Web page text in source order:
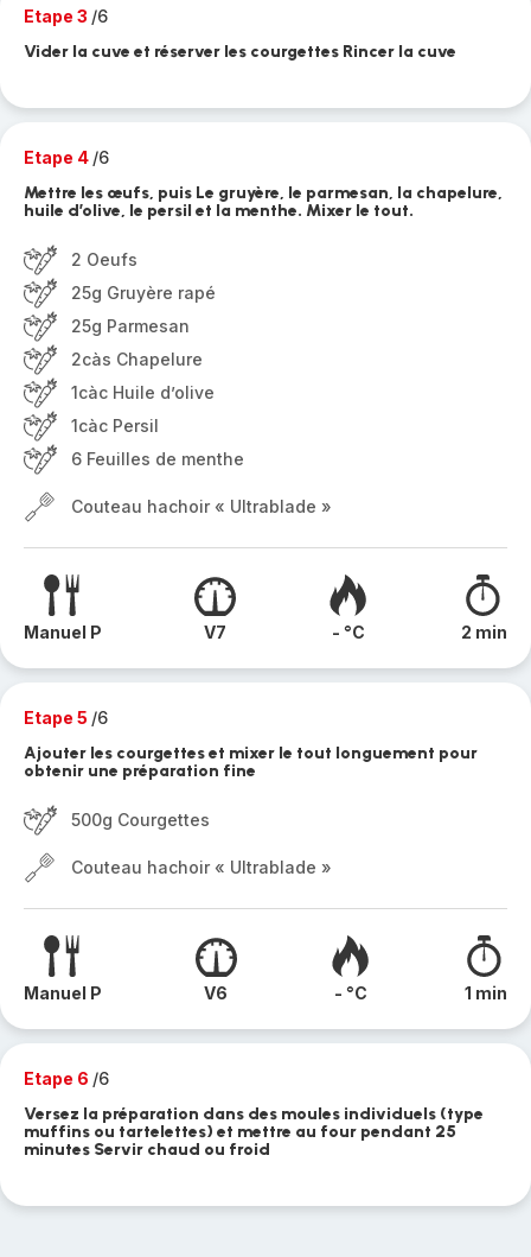
Etape 3 /6
Vider la cuve et réserver les courgettes Rincer la cuve
Etape 4 /6
Mettre les œufs, puis Le gruyère, le parmesan, la chapelure,
huile d’olive, le persil et la menthe. Mixer le tout.
2 Oeufs
25g Gruyère rapé
25g Parmesan
2càs Chapelure
1càc Huile d’olive
1càc Persil
6 Feuilles de menthe
Couteau hachoir « Ultrablade »
Manuel P V7 - °C 2 min
Etape 5 /6
Ajouter les courgettes et mixer le tout longuement pour
obtenir une préparation fine
500g Courgettes
Couteau hachoir « Ultrablade »
Manuel P V6 - °C 1 min
Etape 6 /6
Versez la préparation dans des moules individuels (type
muffins ou tartelettes) et mettre au four pendant 25
minutes Servir chaud ou froid